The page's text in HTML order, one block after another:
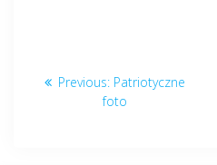
wpisu
Previous: Previous
post:
Patriotyczne
foto